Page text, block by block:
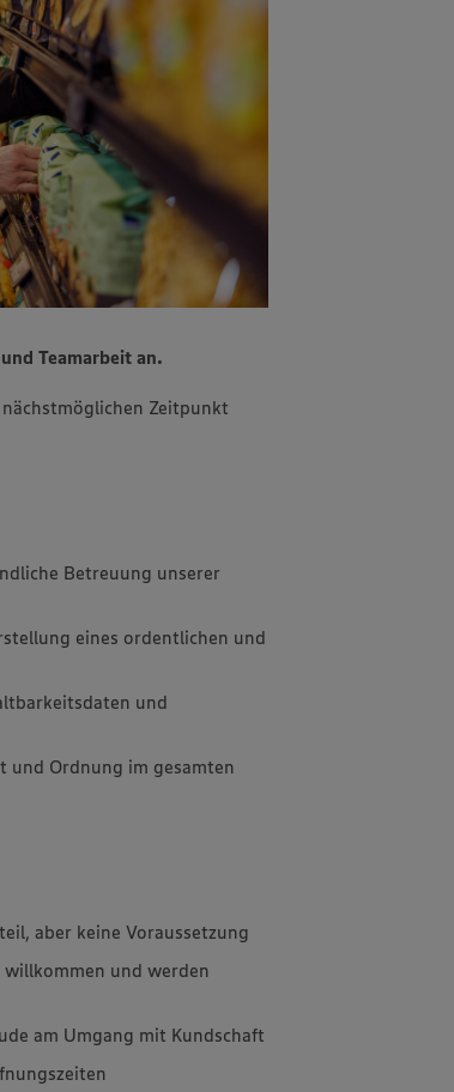
Teamarbeit an.
Zeitpunkt
Betreuung unserer
eines ordentlichen und
und
und Ordnung im gesamten
aber keine Voraussetzung
und werden
am Umgang mit Kundschaft